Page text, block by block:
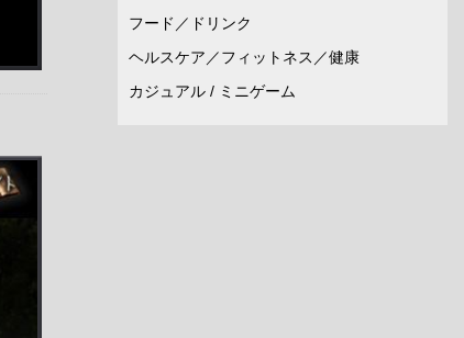
フード／ドリンク
ヘルスケア／フィットネス／健康
カジュアル / ミニゲーム